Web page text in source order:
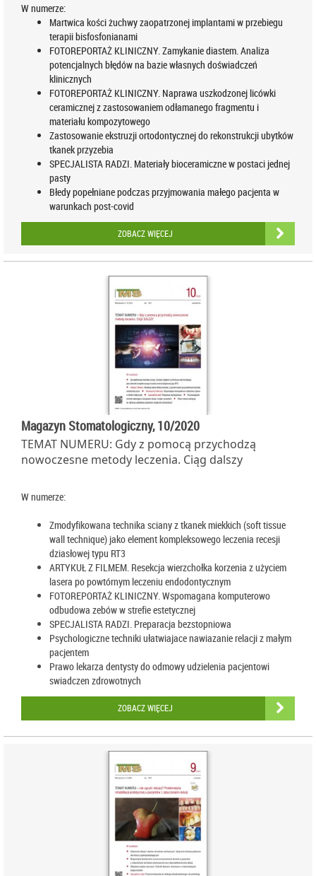
W numerze:
Martwica kości żuchwy zaopatrzonej implantami w przebiegu
terapii bisfosfonianami
FOTOREPORTAŻ KLINICZNY. Zamykanie diastem. Analiza
potencjalnych błędów na bazie własnych doświadczeń
klinicznych
FOTOREPORTAŻ KLINICZNY. Naprawa uszkodzonej licówki
ceramicznej z zastosowaniem odłamanego fragmentu i
materiału kompozytowego
Zastosowanie ekstruzji ortodontycznej do rekonstrukcji ubytków
tkanek przyzebia
SPECJALISTA RADZI. Materiały bioceramiczne w postaci jednej
pasty
Błedy popełniane podczas przyjmowania małego pacjenta w
warunkach post-covid
ZOBACZ WIĘCEJ
Magazyn Stomatologiczny, 10/2020
TEMAT NUMERU: Gdy z pomocą przychodzą
nowoczesne metody leczenia. Ciąg dalszy
W numerze:
Zmodyfikowana technika sciany z tkanek miekkich (soft tissue
wall technique) jako element kompleksowego leczenia recesji
dziasłowej typu RT3
ARTYKUŁ Z FILMEM. Resekcja wierzchołka korzenia z użyciem
lasera po powtórnym leczeniu endodontycznym
FOTOREPORTAŻ KLINICZNY. Wspomagana komputerowo
odbudowa zebów w strefie estetycznej
SPECJALISTA RADZI. Preparacja bezstopniowa
Psychologiczne techniki ułatwiajace nawiazanie relacji z małym
pacjentem
Prawo lekarza dentysty do odmowy udzielenia pacjentowi
swiadczen zdrowotnych
ZOBACZ WIĘCEJ